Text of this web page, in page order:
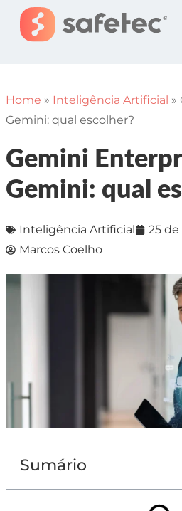
Home » Inteligência Artificial »
Gemini: qual escolher?
Gemini
Gemini: qual
Inteligência Artificial
25
Marcos Coelho
Sumário